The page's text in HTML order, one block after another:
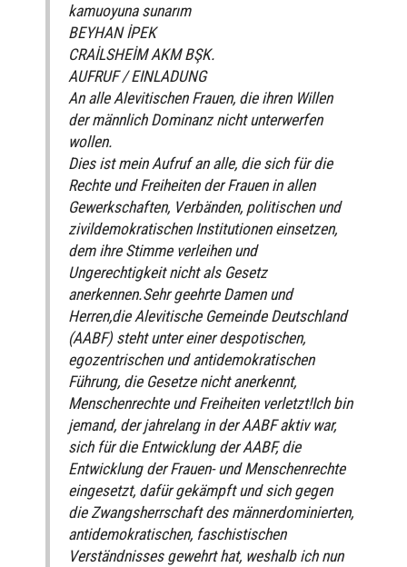
kamuoyuna sunarım
BEYHAN İPEK
CRAİLSHEİM AKM BŞK.
AUFRUF / EINLADUNG
An alle Alevitischen Frauen, die ihren Willen
der männlich Dominanz nicht unterwerfen
wollen.
Dies ist mein Aufruf an alle, die sich für die
Rechte und Freiheiten der Frauen in allen
Gewerkschaften, Verbänden, politischen und
zivildemokratischen Institutionen einsetzen,
dem ihre Stimme verleihen und
Ungerechtigkeit nicht als Gesetz
anerkennen.Sehr geehrte Damen und
Herren,die Alevitische Gemeinde Deutschland
(AABF) steht unter einer despotischen,
egozentrischen und antidemokratischen
Führung, die Gesetze nicht anerkennt,
Menschenrechte und Freiheiten verletzt!Ich bin
jemand, der jahrelang in der AABF aktiv war,
sich für die Entwicklung der AABF, die
Entwicklung der Frauen- und Menschenrechte
eingesetzt, dafür gekämpft und sich gegen
die Zwangsherrschaft des männerdominierten,
antidemokratischen, faschistischen
Verständnisses gewehrt hat, weshalb ich nun